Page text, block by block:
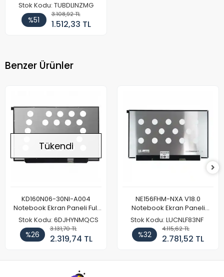
Stok Kodu: TUBDLINZMG
%51
3.108,92 TL
1.512,33 TL
Benzer Ürünler
Tükendi
KD160N06-30NI-A004
Notebook Ekran Paneli Full
HD
Stok Kodu: 6DJHYNMQCS
%26
3.131,70 TL
2.319,74 TL
NE156FHM-NXA V18.0
Notebook Ekran Paneli
144Hz
Stok Kodu: LUCNLF83NF
%32
4.115,62 TL
2.781,52 TL